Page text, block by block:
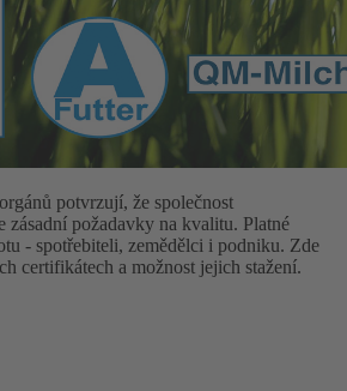
potvrzují, že společnost
požadavky na kvalitu. Platné
- spotřebiteli, zemědělci i podniku. Zde
certifikátech a možnost jejich stažení.